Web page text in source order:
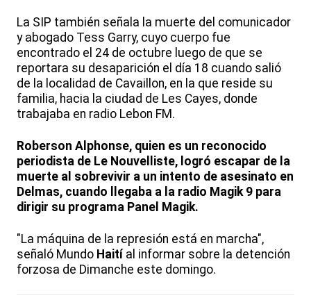
La SIP también señala la muerte del comunicador
y abogado Tess Garry, cuyo cuerpo fue
encontrado el 24 de octubre luego de que se
reportara su desaparición el día 18 cuando salió
de la localidad de Cavaillon, en la que reside su
familia, hacia la ciudad de Les Cayes, donde
trabajaba en radio Lebon FM.
Roberson Alphonse, quien es un reconocido
periodista de Le Nouvelliste, logró escapar de la
muerte al sobrevivir a un intento de asesinato en
Delmas, cuando llegaba a la radio Magik 9 para
dirigir su programa Panel Magik.
"La máquina de la represión está en marcha",
señaló Mundo Haitíal informar sobre la detención
forzosa de Dimanche este domingo.